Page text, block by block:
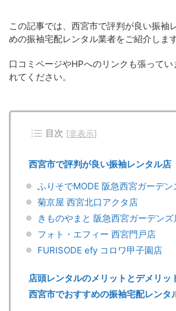
この記事では、西宮市で評判が良い振袖
めの振袖宅配レンタル業者をご紹介します
口コミページやHPへのリンクも張ってい
れてください。
目次 [非表示]
西宮市で評判が良い振袖レンタル店
ふりそでMODE 阪急西宮ガーデン
菊京屋 西宮北口アクタ店
きものやまと 阪急西宮ガーデンズ
フォト・エフィー 西宮門戸店
FURISODE efy コロワ甲子園店
店頭レンタルのメリットとデメリッ
西宮市でおすすめの振袖宅配レンタ